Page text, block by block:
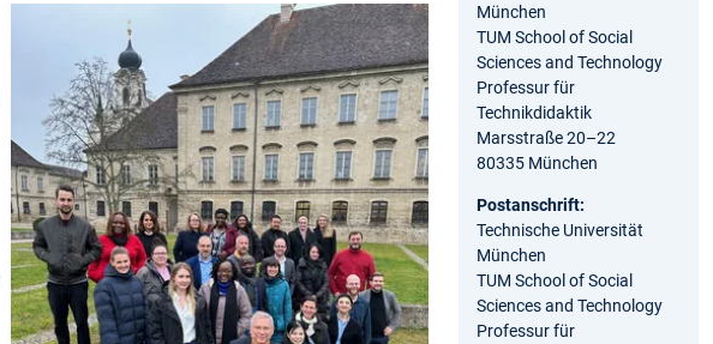
München
TUM School of Social
Sciences and Technology
Professur für
Technikdidaktik
Marsstraße 20–22
80335 München
Postanschrift:
Technische Universität
München
TUM School of Social
Sciences and Technology
Professur für